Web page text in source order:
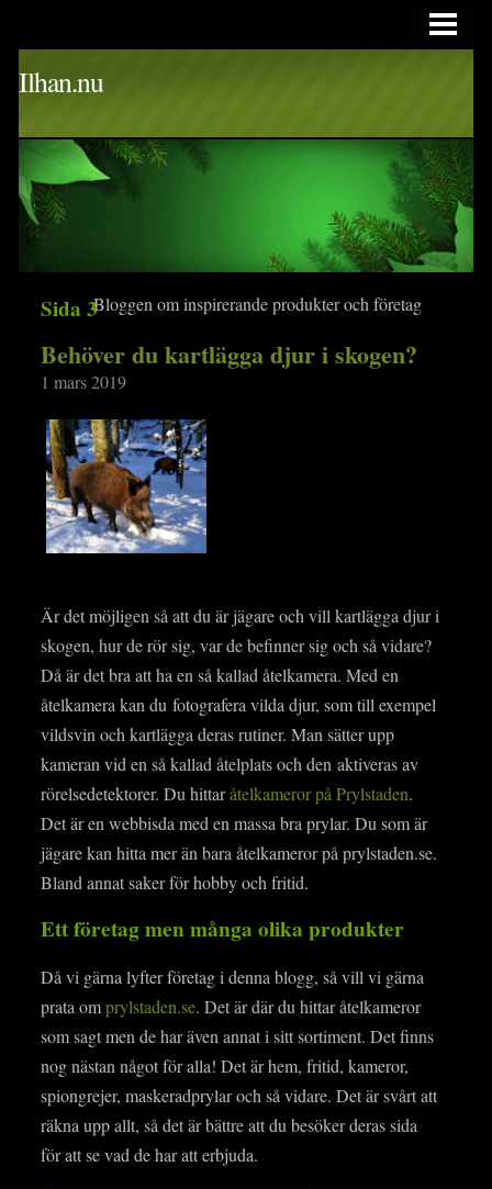
Ilhan.nu
Bloggen om inspirerande produkter och företag
Sida 3
Behöver du kartlägga djur i skogen?
1 mars 2019
Är det möjligen så att du är jägare och vill kartlägga djur i
skogen, hur de rör sig, var de befinner sig och så vidare?
Då är det bra att ha en så kallad åtelkamera. Med en
åtelkamera kan du fotografera vilda djur, som till exempel
vildsvin och kartlägga deras rutiner. Man sätter upp
kameran vid en så kallad åtelplats och den aktiveras av
rörelsedetektorer. Du hittaråtelkameror på Prylstaden.
Det är en webbisda med en massa bra prylar. Du som är
jägare kan hitta mer än bara åtelkameror på prylstaden.se.
Bland annat saker för hobby och fritid.
Ett företag men många olika produkter
Då vi gärna lyfter företag i denna blogg, så vill vi gärna
prata omprylstaden.se. Det är där du hittar åtelkameror
som sagt men de har även annat i sitt sortiment. Det finns
nog nästan något för alla! Det är hem, fritid, kameror,
spiongrejer, maskeradprylar och så vidare. Det är svårt att
räkna upp allt, så det är bättre att du besöker deras sida
för att se vad de har att erbjuda.